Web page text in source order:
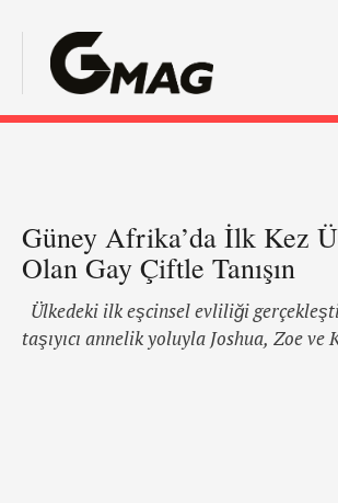
Güney Afrika’da İlk Kez
Olan Gay Çiftle Tanışın
Ülkedeki ilk eşcinsel evliliği
taşıyıcı annelik yoluyla Joshua, Zoe